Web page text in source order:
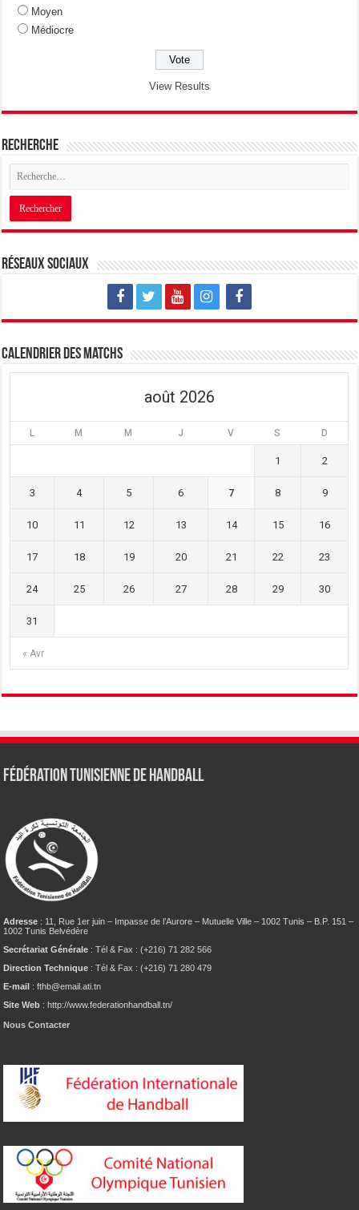
Moyen
Médiocre
View Results
Recherche
Réseaux sociaux
Calendrier des matchs
août 2026
L M M J V S D
« Avr
1 2
3 4 5 6 7 8 9
10 11 12 13 14 15 16
17 18 19 20 21 22 23
24 25 26 27 28 29 30
31
Fédération tunisienne de Handball
Adresse : 11, Rue 1er juin – Impasse de l’Aurore – Mutuelle Ville – 1002 Tunis – B.P. 151 –
1002 Tunis Belvédère
Secrétariat Générale : Tél & Fax : (+216) 71 282 566
Direction Technique : Tél & Fax : (+216) 71 280 479
E-mail : fthb@email.ati.tn
Site Web : http://www.federationhandball.tn/
Nous Contacter